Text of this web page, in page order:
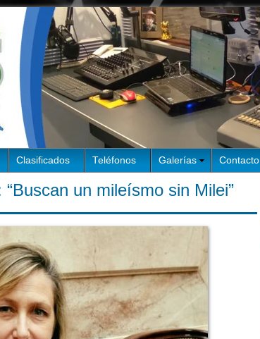
Clasificados Teléfonos Galerías Contacto
un mileísmo sin Milei”